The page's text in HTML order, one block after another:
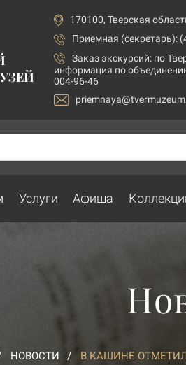
170100, Тверская
Приемная (секретарь):
Заказ экскурсий: по
информация по
004-96-46
Услуги Афиша
НОВОСТИ В КАШИНЕ